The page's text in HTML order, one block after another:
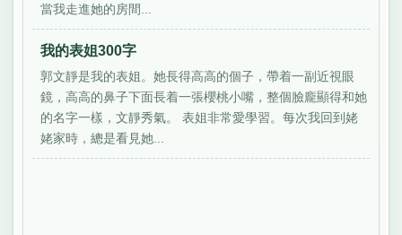
當我走進她的房間...
我的表姐300字
郭文靜是我的表姐。她長得高高的個子，帶着一副近視眼
鏡，高高的鼻子下面長着一張櫻桃小嘴，整個臉龐顯得和她
的名字一樣，文靜秀氣。 表姐非常愛學習。每次我回到姥
姥家時，總是看見她...